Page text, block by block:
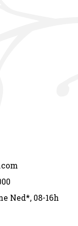
Ned*, 08-16h